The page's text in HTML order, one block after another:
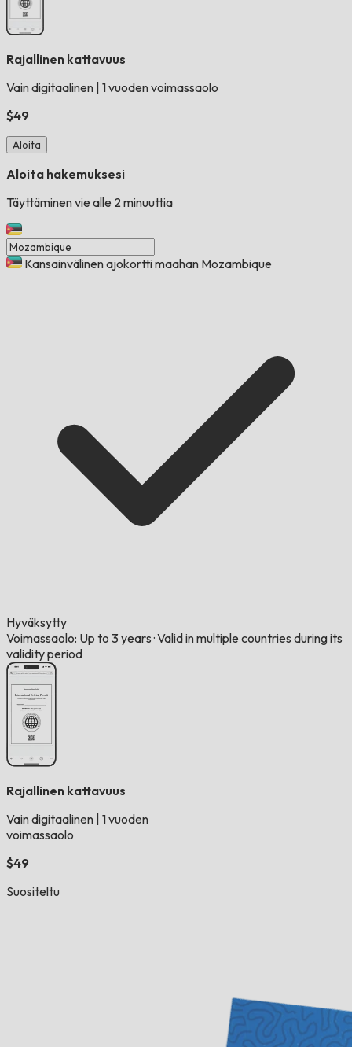
Rajallinen kattavuus
Vain digitaalinen 1 vuoden voimassaolo
$49
Aloita
Aloita hakemuksesi
Täyttäminen vie alle 2 minuuttia
Kansainvälinen ajokortti maahan Mozambique
Hyväksytty
Voimassaolo: Up to 3 years ·Valid in multiple countries during its
validity period
Rajallinen kattavuus
Vain digitaalinen 1 vuoden
voimassaolo
$49
Suositeltu